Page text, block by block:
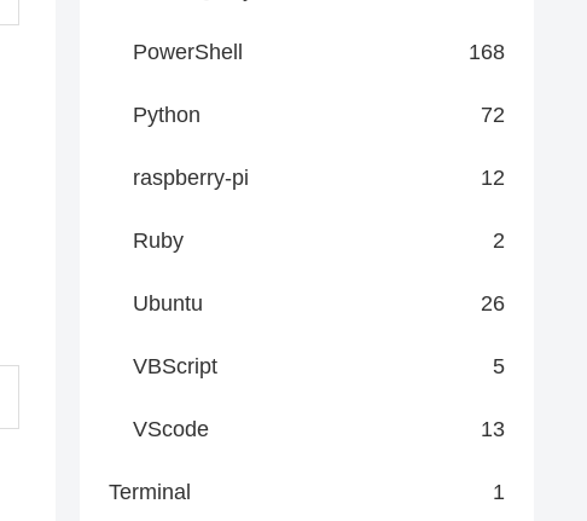
PowerShell 168
Python 72
raspberry-pi 12
Ruby 2
Ubuntu 26
VBScript 5
VScode 13
Terminal 1